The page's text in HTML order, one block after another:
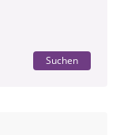
Suchen